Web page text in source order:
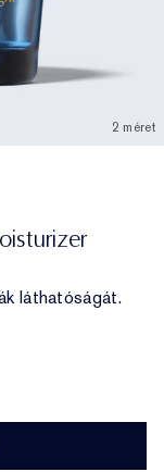
2 méret
láthatóságát.